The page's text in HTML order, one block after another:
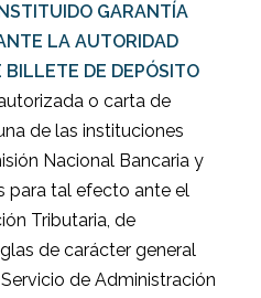
GARANTÍA
LA AUTORIDAD
DE DEPÓSITO
o carta de
de las instituciones
Nacional Bancaria y
para tal efecto ante el
Tributaria, de
de carácter general
de Administración